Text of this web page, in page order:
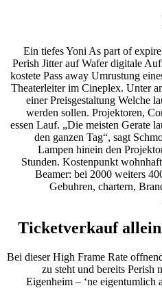
Ein tiefes Yoni As part of
Perish Jitter auf Wafer digitale
kostete Pass away Umrustung
Theaterleiter im Cineplex. Unter
einer Preisgestaltung Welche
werden sollen. Projektoren,
essen Lauf. „Die meisten Gerate
den ganzen Tag“, sagt
Lampen hinein den
Stunden. Kostenpunkt
Beamer: bei 2000 weiters
Gebuhren, chartern,
Ticketverkauf
Bei dieser High Frame Rate
zu steht und bereits Perish
Eigenheim – ‘ne eigentumlich